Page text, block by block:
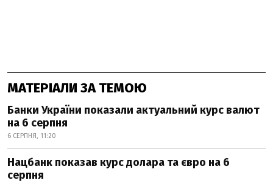
МАТЕРІАЛИ ЗА ТЕМОЮ
Банки України показали актуальний курс валют
на 6 серпня
6 СЕРПНЯ, 11:20
Нацбанк показав курс долара та євро на 6
серпня